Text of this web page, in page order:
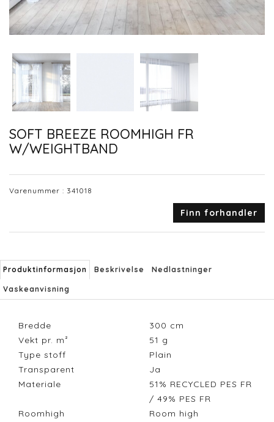
SOFT BREEZE ROOMHIGH FR
W/WEIGHTBAND
Varenummer : 341018
Finn forhandler
Produktinformasjon Beskrivelse Nedlastninger
Vaskeanvisning
Bredde 300 cm
Vekt pr. m²
51 g
Type stoff
Plain
Transparent
Ja
Materiale
51% RECYCLED PES FR
/ 49% PES FR
Roomhigh
Room high